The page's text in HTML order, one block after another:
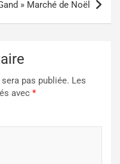
» Marché de Noël
pas publiée. Les
avec *